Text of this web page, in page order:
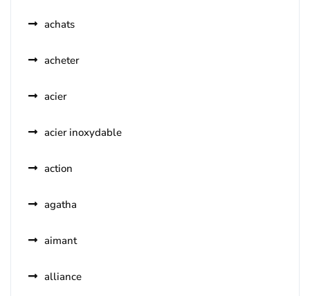
achats
acheter
acier
acier inoxydable
action
agatha
aimant
alliance